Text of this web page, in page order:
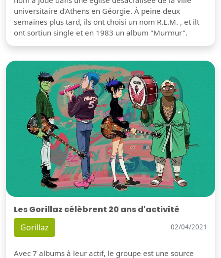
universitaire d'Athens en Géorgie. À peine deux
semaines plus tard, ils ont choisi un nom R.E.M. , et ilt
ont sortiun single et en 1983 un album "Murmur".
Les Gorillaz célèbrent 20 ans d'activité
Gorillaz 02/04/2021
Avec 7 albums à leur actif, le groupe est une source